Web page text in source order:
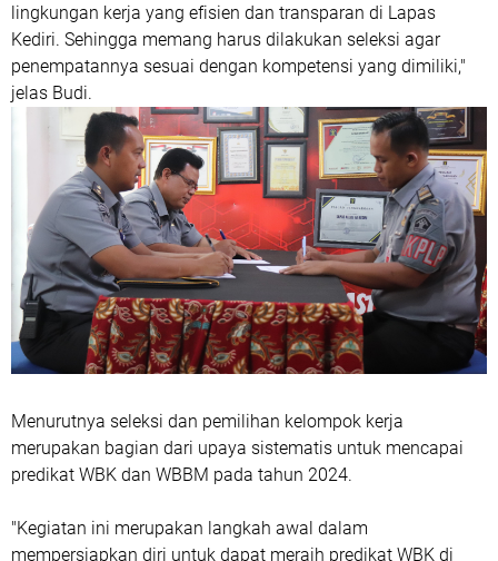
lingkungan kerja yang efisien dan transparan di Lapas
Kediri. Sehingga memang harus dilakukan seleksi agar
penempatannya sesuai dengan kompetensi yang dimiliki,"
jelas Budi.
Menurutnya seleksi dan pemilihan kelompok kerja
merupakan bagian dari upaya sistematis untuk mencapai
predikat WBK dan WBBM pada tahun 2024.
"Kegiatan ini merupakan langkah awal dalam
mempersiapkan diri untuk dapat meraih predikat WBK di